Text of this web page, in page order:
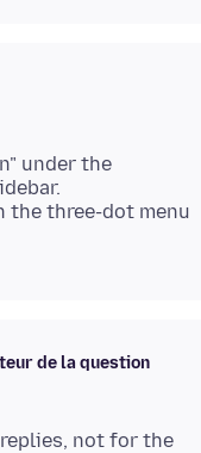
under the
the three-dot menu
de la question
not for the